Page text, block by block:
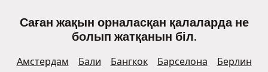
Саған жақын орналасқан қалаларда не
болып жатқанын біл.
Амстердам Бали Бангкок Барселона
Берлин